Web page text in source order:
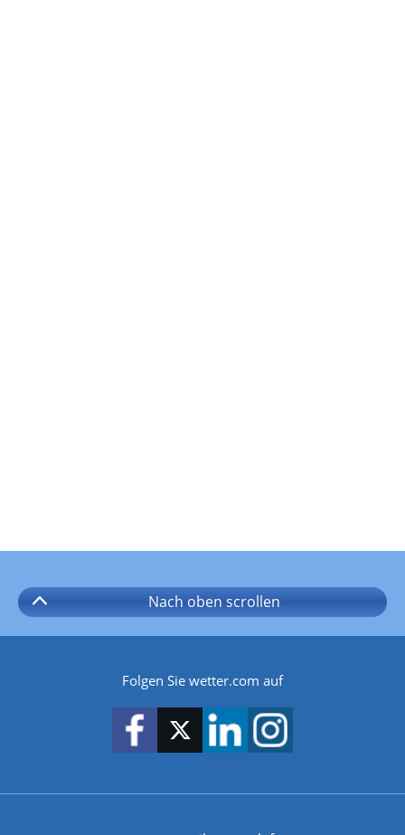
Nach oben scrollen
Folgen Sie wetter.com auf